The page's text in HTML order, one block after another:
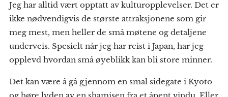
Jeg har alltid vært opptatt av kulturopplevelser. Det er
ikke nødvendigvis de største attraksjonene som gir
meg mest, men heller de små møtene og detaljene
underveis. Spesielt når jeg har reist i Japan, har jeg
opplevd hvordan små øyeblikk kan bli store minner.
Det kan være å gå gjennom en smal sidegate i Kyoto